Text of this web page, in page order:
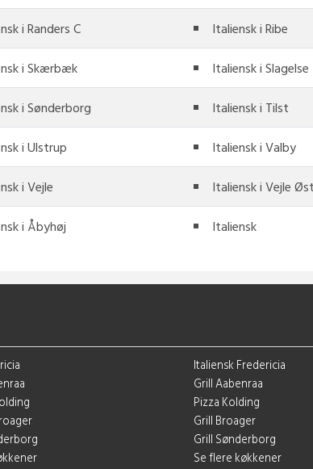
i Randers C Italiensk i Ribe
i Skærbæk Italiensk i Slagelse
i Sønderborg Italiensk i Tilst
i Ulstrup Italiensk i Valby
i Vejle Italiensk i Vejle Øst
i Åbyhøj Italiensk
Italiensk Fredericia
Grill Aabenraa
Pizza Kolding
Grill Broager
Grill Sønderborg
Se flere køkkener